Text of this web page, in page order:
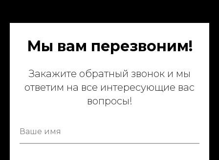
Мы вам перезвоним!
Закажите обратный звонок и мы
ответим на все интересующие вас
вопросы!
Ваше имя